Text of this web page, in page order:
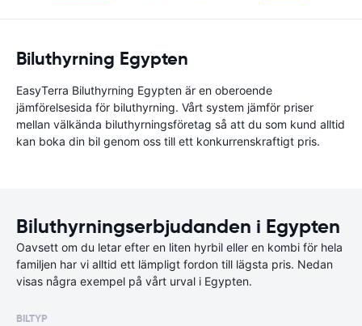
Biluthyrning Egypten
EasyTerra Biluthyrning Egypten är en oberoende
jämförelsesida för biluthyrning. Vårt system jämför priser
mellan välkända biluthyrningsföretag så att du som kund alltid
kan boka din bil genom oss till ett konkurrenskraftigt pris.
Biluthyrningserbjudanden i Egypten
Oavsett om du letar efter en liten hyrbil eller en kombi för hela
familjen har vi alltid ett lämpligt fordon till lägsta pris. Nedan
visas några exempel på vårt urval i Egypten.
BILTYP